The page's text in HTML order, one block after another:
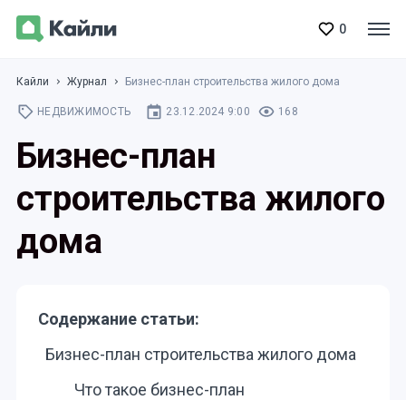
0
Кайли Журнал Бизнес-план строительства жилого дома
НЕДВИЖИМОСТЬ 23.12.2024 9:00 168
Бизнес-план
строительства жилого
дома
Содержание статьи:
Бизнес-план строительства жилого дома
Что такое бизнес-план